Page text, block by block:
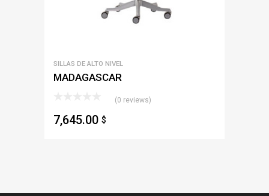
SILLAS DE ALTO NIVEL
MADAGASCAR
(0 reviews)
7,645.00 $